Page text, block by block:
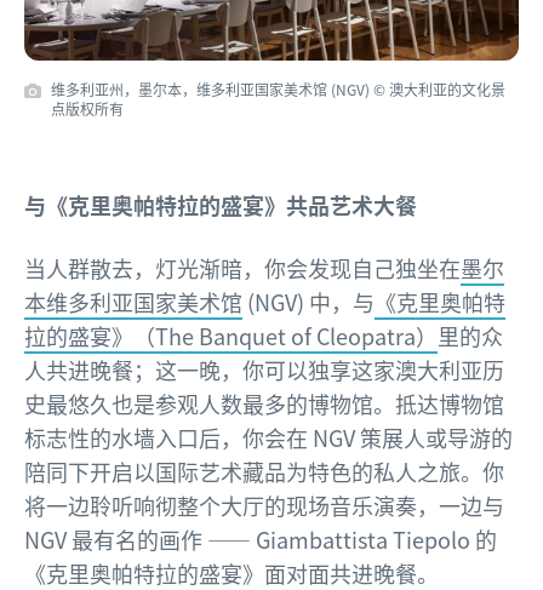
维多利亚州，墨尔本，维多利亚国家美术馆 (NGV) © 澳大利亚的文化景
点版权所有
与《克里奥帕特拉的盛宴》共品艺术大餐
当人群散去，灯光渐暗，你会发现自己独坐在墨尔
本维多利亚国家美术馆 (NGV) 中，与 《克里奥帕特
拉的盛宴》（The Banquet of Cleopatra） 里的众
人共进晚餐；这一晚，你可以独享这家澳大利亚历
史最悠久也是参观人数最多的博物馆。抵达博物馆
标志性的水墙入口后，你会在 NGV 策展人或导游的
陪同下开启以国际艺术藏品为特色的私人之旅。你
将一边聆听响彻整个大厅的现场音乐演奏，一边与
NGV 最有名的画作 —— Giambattista Tiepolo 的
《克里奥帕特拉的盛宴》面对面共进晚餐。